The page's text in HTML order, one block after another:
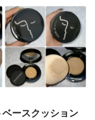
ースクッション